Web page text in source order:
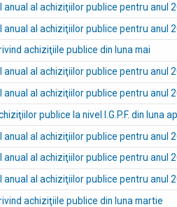
anual al achiziţiilor publice pentru anul
anual al achiziţiilor publice pentru anul
achiziţiile publice din luna mai
anual al achiziţiilor publice pentru anul
anual al achiziţiilor publice pentru anul
publice la nivel I.G.P.F. din luna
anual al achiziţiilor publice pentru anul
anual al achiziţiilor publice pentru anul
anual al achiziţiilor publice pentru anul
achiziţiile publice din luna martie